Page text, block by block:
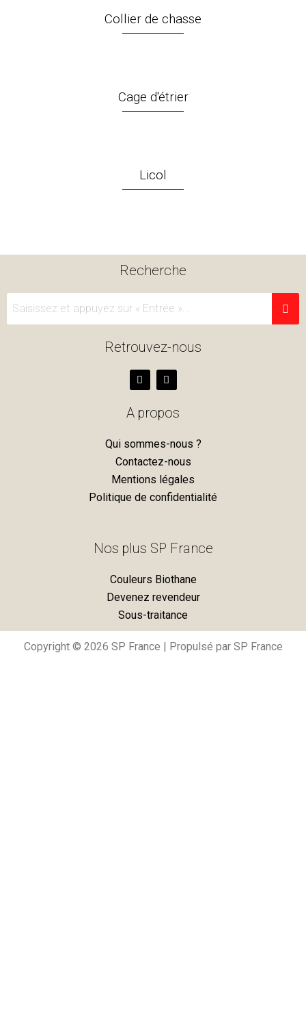
Collier de chasse
Cage d'étrier
Licol
Recherche
Retrouvez-nous
F
a
c
b
k
I
n
s
a
a
m
A propos
Qui sommes-nous ?
Contactez-nous
Mentions légales
Politique de confidentialité
Nos plus SP France
Couleurs Biothane
Devenez revendeur
Sous-traitance
Copyright © 2026 SP France | Propulsé par SP France